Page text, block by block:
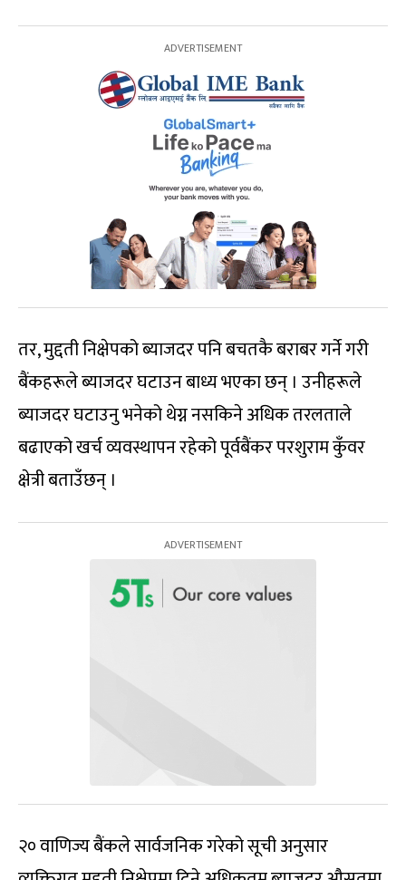
तर, मुद्दती निक्षेपको ब्याजदर पनि बचतकै बराबर गर्ने गरी
बैंकहरूले ब्याजदर घटाउन बाध्य भएका छन् । उनीहरूले
ब्याजदर घटाउनु भनेको थेग्न नसकिने अधिक तरलताले
बढाएको खर्च व्यवस्थापन रहेको पूर्वबैंकर परशुराम कुँवर
क्षेत्री बताउँछन् ।
२० वाणिज्य बैंकले सार्वजनिक गरेको सूची अनुसार